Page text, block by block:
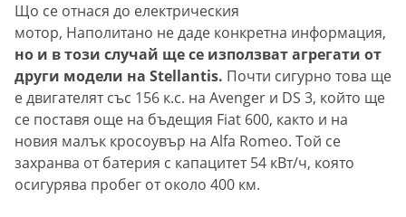
Що се отнася до електрическия
мотор, Наполитано не даде конкретна информация,
но и в този случай ще се използват агрегати от
други модели на Stellantis. Почти сигурно това ще
е двигателят със 156 к.с. на Avenger и DS 3, който ще
се поставя още на бъдещия Fiat 600, както и на
новия малък кросоувър на Alfa Romeo. Той се
захранва от батерия с капацитет 54 кВт/ч, която
осигурява пробег от около 400 км.